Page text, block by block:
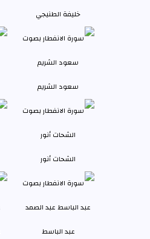
خليفة الطنيجي
سعود الشريم
الشحات أنور
عبد الباسط